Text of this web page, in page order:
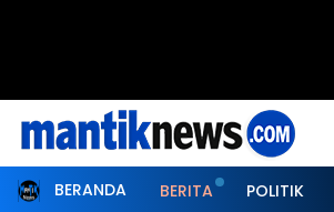
BERANDA BERITA POLITIK